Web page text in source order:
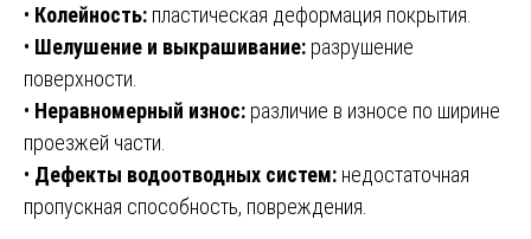
• Колейность: пластическая деформация покрытия.
• Шелушение и выкрашивание: разрушение
поверхности.
• Неравномерный износ: различие в износе по ширине
проезжей части.
• Дефекты водоотводных систем: недостаточная
пропускная способность, повреждения.